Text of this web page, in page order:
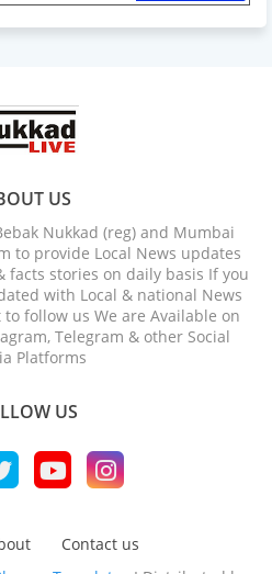
US
Nukkad (reg) and Mumbai
to provide Local News updates
facts stories on daily basis If you
with Local & national News
follow us We are Available on
Telegram & other Social
Platforms
US
Contact us